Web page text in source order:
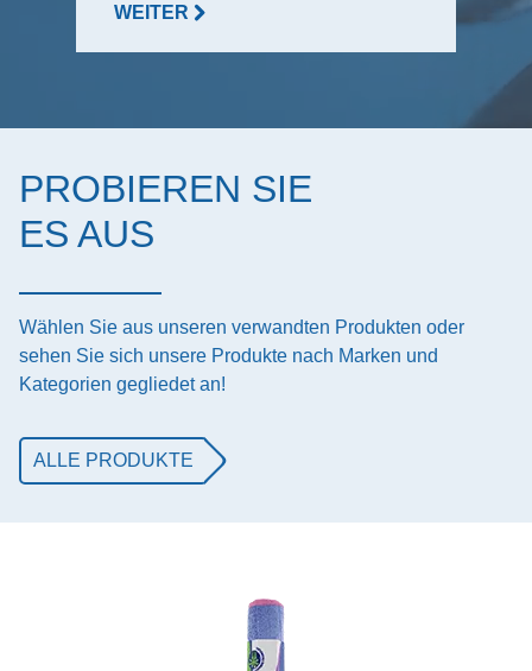
WEITER
PROBIEREN SIE
ES AUS
Wählen Sie aus unseren verwandten Produkten oder
sehen Sie sich unsere Produkte nach Marken und
Kategorien gegliedet an!
ALLE PRODUKTE